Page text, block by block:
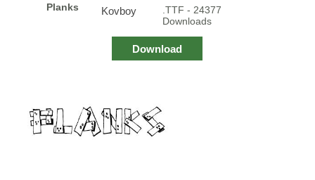
Planks Kovboy
.TTF - 24377
Downloads
Download